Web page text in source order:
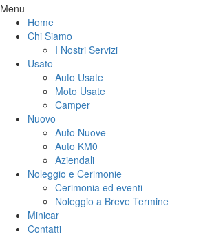
Menu
Home
Chi Siamo
I Nostri Servizi
Usato
Auto Usate
Moto Usate
Camper
Nuovo
Auto Nuove
Auto KM0
Aziendali
Noleggio e Cerimonie
Cerimonia ed eventi
Noleggio a Breve Termine
Minicar
Contatti